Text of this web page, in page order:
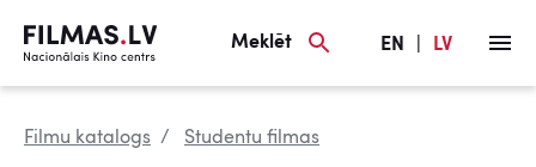
Meklēt EN LV
Filmu katalogs Studentu filmas